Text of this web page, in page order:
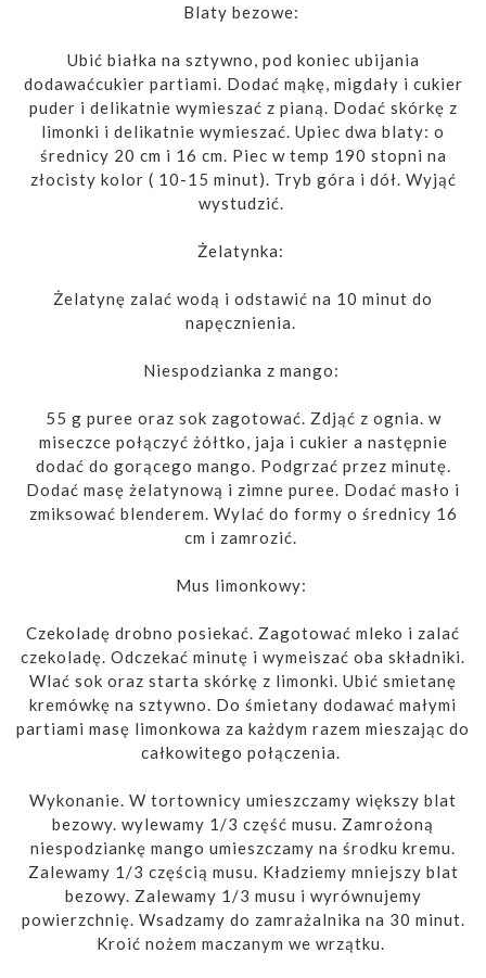
Blaty bezowe:
Ubić białka na sztywno, pod koniec ubijania
dodawaćcukier partiami. Dodać mąkę, migdały i cukier
puder i delikatnie wymieszać z pianą. Dodać skórkę z
limonki i delikatnie wymieszać. Upiec dwa blaty: o
średnicy 20 cm i 16 cm. Piec w temp 190 stopni na
złocisty kolor ( 10-15 minut). Tryb góra i dół. Wyjąć
wystudzić.
Żelatynka:
Żelatynę zalać wodą i odstawić na 10 minut do
napęcznienia.
Niespodzianka z mango:
55 g puree oraz sok zagotować. Zdjąć z ognia. w
miseczce połączyć żółtko, jaja i cukier a następnie
dodać do gorącego mango. Podgrzać przez minutę.
Dodać masę żelatynową i zimne puree. Dodać masło i
zmiksować blenderem. Wylać do formy o średnicy 16
cm i zamrozić.
Mus limonkowy:
Czekoladę drobno posiekać. Zagotować mleko i zalać
czekoladę. Odczekać minutę i wymeiszać oba składniki.
Wlać sok oraz starta skórkę z limonki. Ubić smietanę
kremówkę na sztywno. Do śmietany dodawać małymi
partiami masę limonkowa za każdym razem mieszając do
całkowitego połączenia.
Wykonanie. W tortownicy umieszczamy większy blat
bezowy. wylewamy 1/3 część musu. Zamrożoną
niespodziankę mango umieszczamy na środku kremu.
Zalewamy 1/3 częścią musu. Kładziemy mniejszy blat
bezowy. Zalewamy 1/3 musu i wyrównujemy
powierzchnię. Wsadzamy do zamrażalnika na 30 minut.
Kroić nożem maczanym we wrzątku.